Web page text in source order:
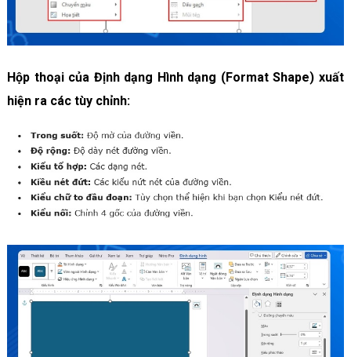
Hộp thoại của Định dạng Hình dạng (Format Shape) xuất
hiện ra các tùy chỉnh: